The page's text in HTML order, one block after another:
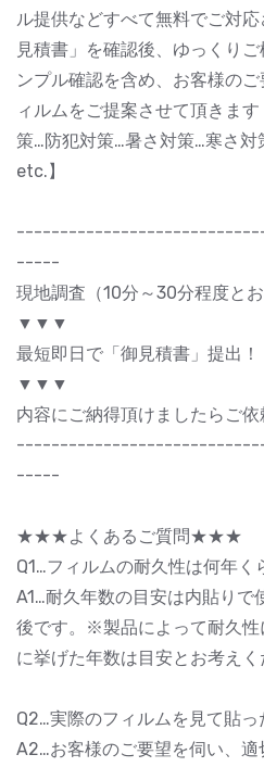
ル提供などすべて無料でご対
見積書」を確認後、ゆっくり
ンプル確認を含め、お客様の
ィルムをご提案させて頂きま
策…防犯対策…暑さ対策…寒さ
etc.】
-----
現地調査（10分～30分程度とお
▼▼▼
最短即日で「御見積書」提出！
▼▼▼
内容にご納得頂けましたらご依
-----
★★★よくあるご質問★★★
Q1…フィルムの耐久性は何年
A1…耐久年数の目安は内貼りで
後です。※製品によって耐久性
に挙げた年数は目安とお考えく
Q2…実際のフィルムを見て貼っ
A2…お客様のご要望を伺い、